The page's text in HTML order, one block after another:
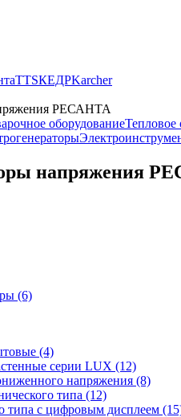
TTSКЕДРKarcher
РЕСАНТА
оборудованиеТепловое
напряжения
(6)
(4)
серии LUX (12)
напряжения (8)
типа (12)
типа с цифровым дисплеем